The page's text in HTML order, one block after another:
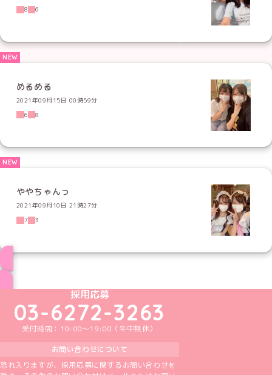
8
6
めるめる
2021年09月15日 00時59分
6
8
ややちゃんっ
2021年09月10日 21時27分
7
3
めいどりーみんTikTok公式アカウント
めいどりーみんX公式アカウント
めいどりーみんInstagram公式アカウント
めいどりーみんFacebook公式アカウン
めいどりーみんYouTube公式アカ
採用応募
03-6272-3263
受付時間：10:00～19:00（年中無休）
お問い合わせについて
恐れ入りますが、採用応募に関するお問い合わせを